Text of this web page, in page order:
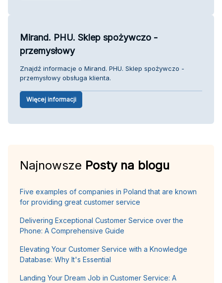
Mirand. PHU. Sklep spożywczo -
przemysłowy
Znajdź informacje o Mirand. PHU. Sklep spożywczo -
przemysłowy obsługa klienta.
Więcej informacji
Najnowsze Posty na blogu
Five examples of companies in Poland that are known
for providing great customer service
Delivering Exceptional Customer Service over the
Phone: A Comprehensive Guide
Elevating Your Customer Service with a Knowledge
Database: Why It's Essential
Landing Your Dream Job in Customer Service: A